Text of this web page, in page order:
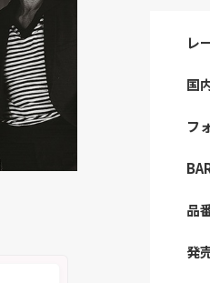
レ
国
フ
品
発